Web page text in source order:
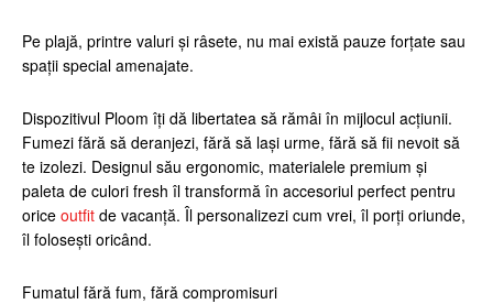
Pe plajă, printre valuri și râsete, nu mai există pauze forțate sau
spații special amenajate.
Dispozitivul Ploom îți dă libertatea să rămâi în mijlocul acțiunii.
Fumezi fără să deranjezi, fără să lași urme, fără să fii nevoit să
te izolezi. Designul său ergonomic, materialele premium și
paleta de culori fresh îl transformă în accesoriul perfect pentru
orice outfit de vacanță. Îl personalizezi cum vrei, îl porți oriunde,
îl folosești oricând.
Fumatul fără fum, fără compromisuri